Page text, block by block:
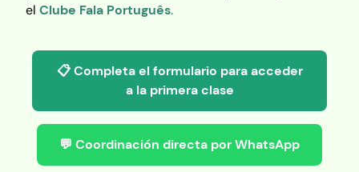
el Clube Fala Português.
📋 Completa el formulario para acceder
a la primera clase
💬 Coordinación directa por WhatsApp